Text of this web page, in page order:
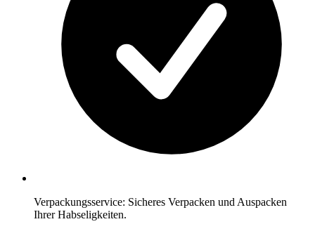
Verpackungsservice: Sicheres Verpacken und Auspacken
Ihrer Habseligkeiten.